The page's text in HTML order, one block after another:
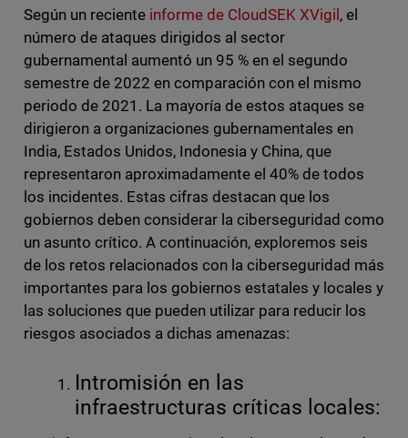
Según un reciente informe de CloudSEK XVigil , el
número de ataques dirigidos al sector
gubernamental aumentó un 95 % en el segundo
semestre de 2022 en comparación con el mismo
periodo de 2021. La mayoría de estos ataques se
dirigieron a organizaciones gubernamentales en
India, Estados Unidos, Indonesia y China, que
representaron aproximadamente el 40% de todos
los incidentes. Estas cifras destacan que los
gobiernos deben considerar la ciberseguridad como
un asunto crítico. A continuación, exploremos seis
de los retos relacionados con la ciberseguridad más
importantes para los gobiernos estatales y locales y
las soluciones que pueden utilizar para reducir los
riesgos asociados a dichas amenazas:
Intromisión en las
infraestructuras críticas locales: